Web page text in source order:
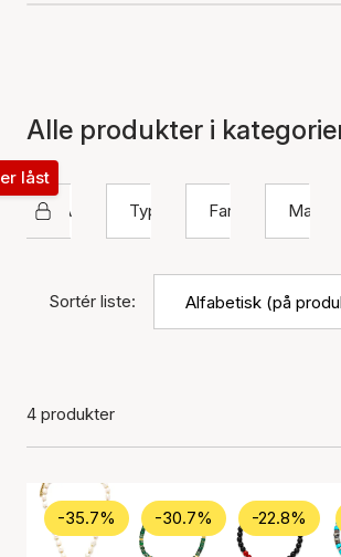
Alle produkter i
SAMIE
låst
Type
Farve
Sortér liste:
4 produkter
-35.7% -30.7% -22.8%